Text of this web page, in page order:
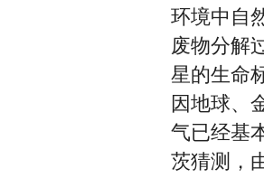
环境中自
废物分解
星的生命
因地球、
气已经基
茨猜测，